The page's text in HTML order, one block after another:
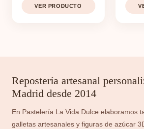
VER PRODUCTO
Repostería artesanal
Madrid desde 2014
En Pastelería La Vida Dulce elaboramos
galletas artesanales y figuras de azúcar